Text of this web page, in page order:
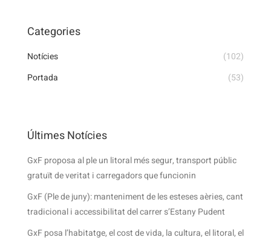
Categories
Notícies
(102)
Portada
(53)
Últimes Notícies
GxF proposa al ple un litoral més segur, transport públic
gratuït de veritat i carregadors que funcionin
GxF (Ple de juny): manteniment de les esteses aèries, cant
tradicional i accessibilitat del carrer s’Estany Pudent
GxF posa l’habitatge, el cost de vida, la cultura, el litoral, el